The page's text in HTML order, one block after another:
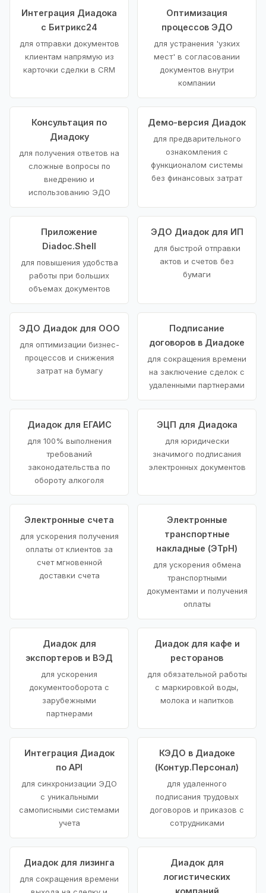
Интеграция Диадока
с Битрикс24
для отправки документов
клиентам напрямую из
карточки сделки в CRM
Оптимизация
процессов ЭДО
для устранения 'узких
мест' в согласовании
документов внутри
компании
Консультация по
Диадоку
для получения ответов на
сложные вопросы по
внедрению и
использованию ЭДО
Демо-версия Диадок
для предварительного
ознакомления с
функционалом системы
без финансовых затрат
Приложение
Diadoc.Shell
для повышения удобства
работы при больших
объемах документов
ЭДО Диадок для ИП
для быстрой отправки
актов и счетов без
бумаги
ЭДО Диадок для ООО
для оптимизации бизнес-
процессов и снижения
затрат на бумагу
Подписание
договоров в Диадоке
для сокращения времени
на заключение сделок с
удаленными партнерами
Диадок для ЕГАИС
для 100% выполнения
требований
законодательства по
обороту алкоголя
ЭЦП для Диадока
для юридически
значимого подписания
электронных документов
Электронные счета
для ускорения получения
оплаты от клиентов за
счет мгновенной
доставки счета
Электронные
транспортные
накладные (ЭТрН)
для ускорения обмена
транспортными
документами и получения
оплаты
Диадок для
экспортеров и ВЭД
для ускорения
документооборота с
зарубежными
партнерами
Диадок для кафе и
ресторанов
для обязательной работы
с маркировкой воды,
молока и напитков
Интеграция Диадок
по API
для синхронизации ЭДО
с уникальными
самописными системами
учета
КЭДО в Диадоке
(Контур.Персонал)
для удаленного
подписания трудовых
договоров и приказов с
сотрудниками
Диадок для лизинга
для сокращения времени
Диадок для
логистических